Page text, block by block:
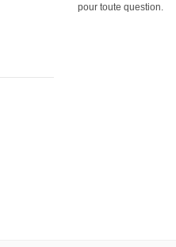
pour toute question.